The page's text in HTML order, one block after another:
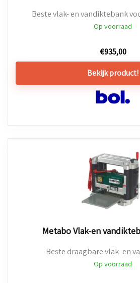
Beste vlak- en vandiktebank
Op voorraad
€935,00
Bekijk product!
Metabo Vlak-en
Beste draagbare vlak- en
Op voorraad